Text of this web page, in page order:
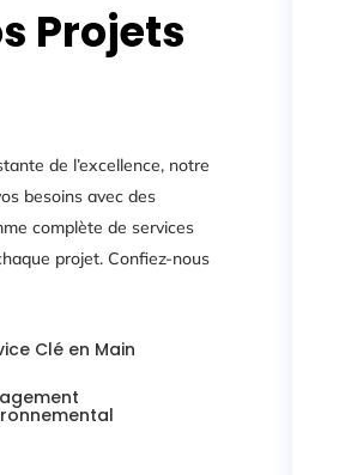
Projets
de l’excellence, notre
besoins avec des
complète de services
projet. Confiez-nous
Clé en Main